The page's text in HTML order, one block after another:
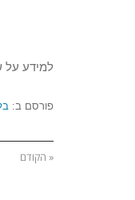
למידע על
פורסם ב:
« הקודם